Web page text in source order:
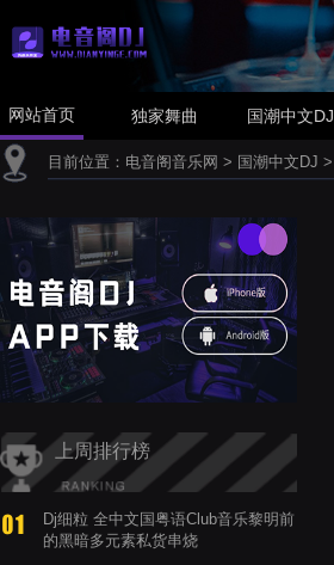
网站首页 独家舞曲 国潮中文DJ
目前位置： 电音阁音乐网 > 国潮中文DJ >
上周排行榜
Dj细粒 全中文国粤语Club音乐黎明前
的黑暗多元素私货串烧